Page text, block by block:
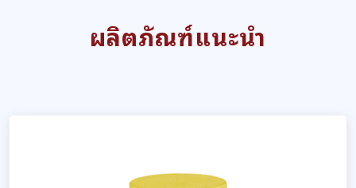
ผลิตภัณฑ์แนะนำ